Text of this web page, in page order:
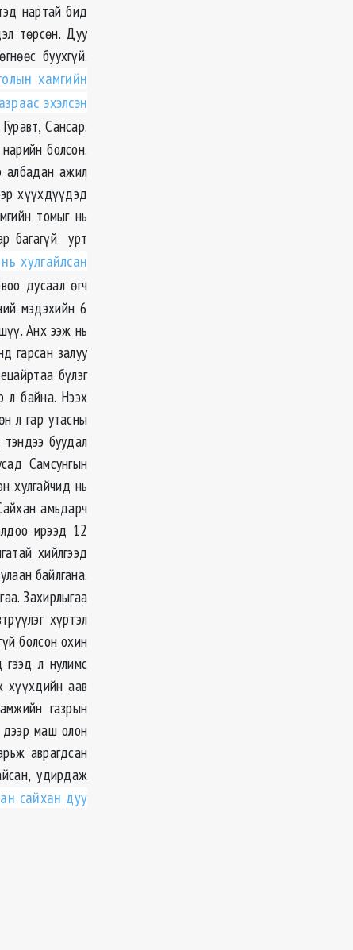
нартай бид
төрсөн. Дуу
буухгүй.
хамгийн
эхэлсэн
Сансар.
болсон.
албадан ажил
хүүхдүүдэд
томыг нь
багагүй урт
хулгайлсан
дусаал өгч
мэдэхийн 6
Анх ээж нь
гарсан залуу
бүлэг
л байна. Нээх
л гар утасны
тэндээ буудал
Самсунгын
хулгайчид нь
амьдарч
ирээд 12
хийлгээд
байлгана.
Захирлыгаа
хүртэл
болсон охин
гээд л нулимс
хүүхдийн аав
газрын
дээр маш олон
аврагдсан
удирдаж
сайхан дуу